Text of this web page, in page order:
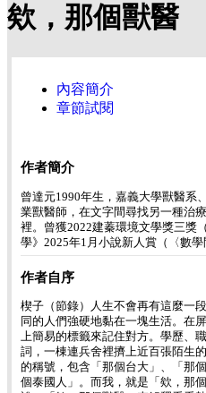
欸，那個獸醫
內容簡介
章節試閱
作者簡介
曾達元1990年生，嘉義大學獸醫系
業獸醫師，在文字間尋找另一種治
裡。曾獲2022建蓁環境文學獎三獎
學》2025年1月小說新人賞（〈數學
作者自序
楔子（節錄）人生不會再有這麼一
同的人們強硬地黏在一塊生活。在
上簡易的標籤來記住對方。學歷、
詞，一棟連兵舍裡擠上近百張陌生
的稱號，包含「那個台大」、「那
個泰國人」。而我，就是「欸，那